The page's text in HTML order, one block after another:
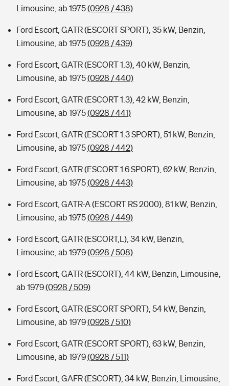
Limousine, ab 1975(0928 / 438)
Ford Escort, GATR (ESCORT SPORT), 35 kW, Benzin,
Limousine, ab 1975(0928 / 439)
Ford Escort, GATR (ESCORT 1.3), 40 kW, Benzin,
Limousine, ab 1975(0928 / 440)
Ford Escort, GATR (ESCORT 1.3), 42 kW, Benzin,
Limousine, ab 1975(0928 / 441)
Ford Escort, GATR (ESCORT 1.3 SPORT), 51 kW, Benzin,
Limousine, ab 1975(0928 / 442)
Ford Escort, GATR (ESCORT 1.6 SPORT), 62 kW, Benzin,
Limousine, ab 1975(0928 / 443)
Ford Escort, GATR-A (ESCORT RS 2000), 81 kW, Benzin,
Limousine, ab 1975(0928 / 449)
Ford Escort, GATR (ESCORT,L), 34 kW, Benzin,
Limousine, ab 1979(0928 / 508)
Ford Escort, GATR (ESCORT), 44 kW, Benzin, Limousine,
ab 1979(0928 / 509)
Ford Escort, GATR (ESCORT SPORT), 54 kW, Benzin,
Limousine, ab 1979(0928 / 510)
Ford Escort, GATR (ESCORT SPORT), 63 kW, Benzin,
Limousine, ab 1979(0928 / 511)
Ford Escort, GAFR (ESCORT), 34 kW, Benzin, Limousine,